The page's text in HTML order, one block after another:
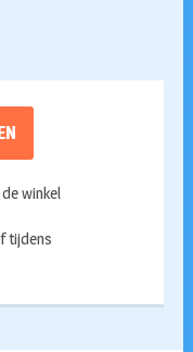
winkel
tijdens